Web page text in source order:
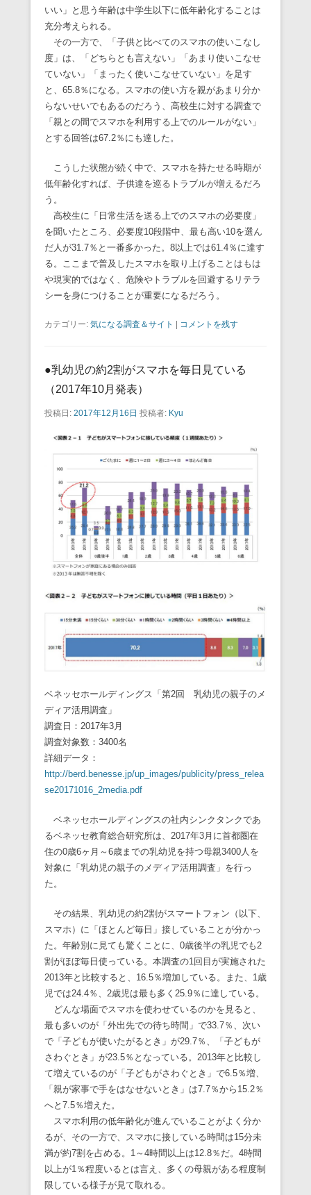
いい」と思う年齢は中学生以下に低年齢化することは
充分考えられる。
その一方で、「子供と比べてのスマホの使いこなし
度」は、「どちらとも言えない」「あまり使いこなせ
ていない」「まったく使いこなせていない」を足す
と、65.8％になる。スマホの使い方を親があまり分か
らないせいでもあるのだろう、高校生に対する調査で
「親との間でスマホを利用する上でのルールがない」
とする回答は67.2％にも達した。
こうした状態が続く中で、スマホを持たせる時期が
低年齢化すれば、子供達を巡るトラブルが増えるだろ
う。
高校生に「日常生活を送る上でのスマホの必要度」
を聞いたところ、必要度10段階中、最も高い10を選ん
だ人が31.7％と一番多かった。8以上では61.4％に達す
る。ここまで普及したスマホを取り上げることはもは
や現実的ではなく、危険やトラブルを回避するリテラ
シーを身につけることが重要になるだろう。
カテゴリー: 気になる調査＆サイト コメントを残す
●乳幼児の約2割がスマホを毎日見ている
（2017年10月発表）
投稿日: 2017年12月16日 投稿者: Kyu
ベネッセホールディングス「第2回 乳幼児の親子のメ
ディア活用調査」
調査日：2017年3月
調査対象数：3400名
詳細データ：
http://berd.benesse.jp/up_images/publicity/press_relea
se20171016_2media.pdf
ベネッセホールディングスの社内シンクタンクであ
るベネッセ教育総合研究所は、2017年3月に首都圏在
住の0歳6ヶ月～6歳までの乳幼児を持つ母親3400人を
対象に「乳幼児の親子のメディア活用調査」を行っ
た。
その結果、乳幼児の約2割がスマートフォン（以下、
スマホ）に「ほとんど毎日」接していることが分かっ
た。年齢別に見ても驚くことに、0歳後半の乳児でも2
割がほぼ毎日使っている。本調査の1回目が実施された
2013年と比較すると、16.5％増加している。また、1歳
児では24.4％、2歳児は最も多く25.9％に達している。
どんな場面でスマホを使わせているのかを見ると、
最も多いのが「外出先での待ち時間」で33.7％、次い
で「子どもが使いたがるとき」が29.7％、「子どもが
さわぐとき」が23.5％となっている。2013年と比較し
て増えているのが「子どもがさわぐとき」で6.5％増、
「親が家事で手をはなせないとき」は7.7％から15.2％
へと7.5％増えた。
スマホ利用の低年齢化が進んでいることがよく分か
るが、その一方で、スマホに接している時間は15分未
満が約7割を占める。1～4時間以上は12.8％だ。4時間
以上が1％程度いるとは言え、多くの母親がある程度制
限している様子が見て取れる。